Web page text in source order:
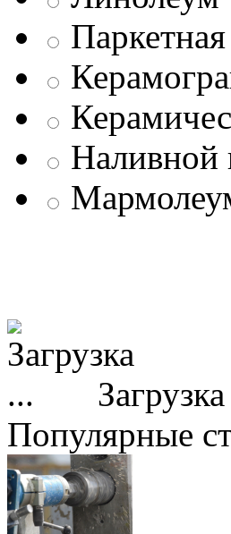
Наливной
Популярные